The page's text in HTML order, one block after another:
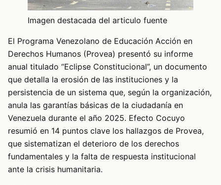
Imagen destacada del articulo fuente
El Programa Venezolano de Educación Acción en
Derechos Humanos (Provea) presentó su informe
anual titulado “Eclipse Constitucional”, un documento
que detalla la erosión de las instituciones y la
persistencia de un sistema que, según la organización,
anula las garantías básicas de la ciudadanía en
Venezuela durante el año 2025. Efecto Cocuyo
resumió en 14 puntos clave los hallazgos de Provea,
que sistematizan el deterioro de los derechos
fundamentales y la falta de respuesta institucional
ante la crisis humanitaria.